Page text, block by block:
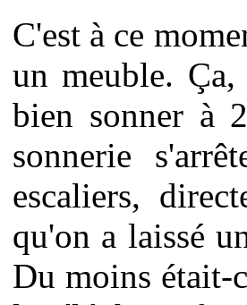
C'est à ce
un meuble.
bien sonner à
sonnerie
escaliers,
qu'on a laissé
Du moins était-